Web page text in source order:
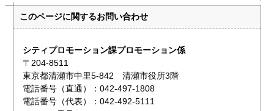
このページに関するお問い合わせ
シティプロモーション課プロモーション係
〒204-8511
東京都清瀬市中里5-842 清瀬市役所3階
電話番号（直通）：042-497-1808
電話番号（代表）：042-492-5111